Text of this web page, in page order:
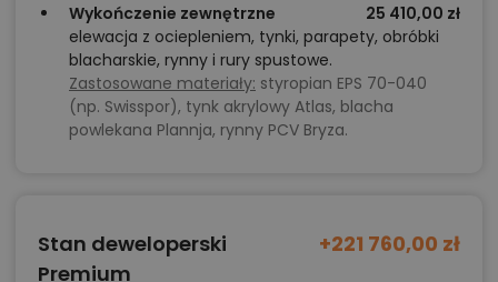
Wykończenie zewnętrzne
25 410,00 zł
elewacja z ociepleniem, tynki, parapety, obróbki
blacharskie, rynny i rury spustowe.
Zastosowane materiały: styropian EPS 70-040
(np. Swisspor), tynk akrylowy Atlas, blacha
powlekana Plannja, rynny PCV Bryza.
Stan deweloperski
Premium
+221 760,00 zł